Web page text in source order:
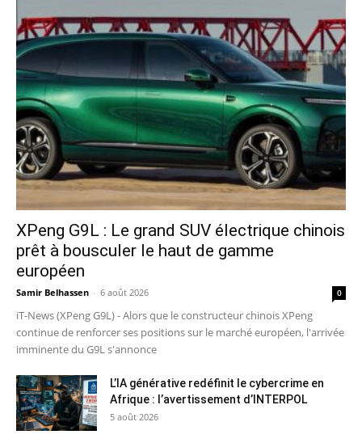
XPeng G9L : Le grand SUV électrique chinois
prêt à bousculer le haut de gamme
européen
Samir Belhassen - 6 août 2026 0
iT-News (XPeng G9L) - Alors que le constructeur chinois XPeng
continue de renforcer ses positions sur le marché européen, l'arrivée
imminente du G9L s'annonce
L’IA générative redéfinit le cybercrime en
Afrique : l’avertissement d’INTERPOL
5 août 2026